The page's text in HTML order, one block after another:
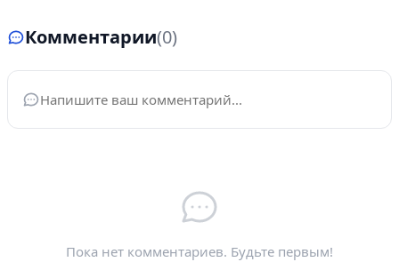
Комментарии(0)
Ваше имя*
Пока нет комментариев. Будьте первым!